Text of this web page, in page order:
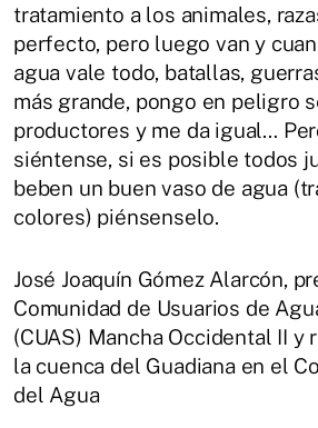
tratamiento a los animales,
perfecto, pero luego van y
agua vale todo, batallas,
más grande, pongo en peligro
productores y me da igual…
siéntense, si es posible todos
beben un buen vaso de agua
colores) piénsenselo.
José Joaquín Gómez Alarcón,
Comunidad de Usuarios de
(CUAS) Mancha Occidental II y
la cuenca del Guadiana en el
del Agua